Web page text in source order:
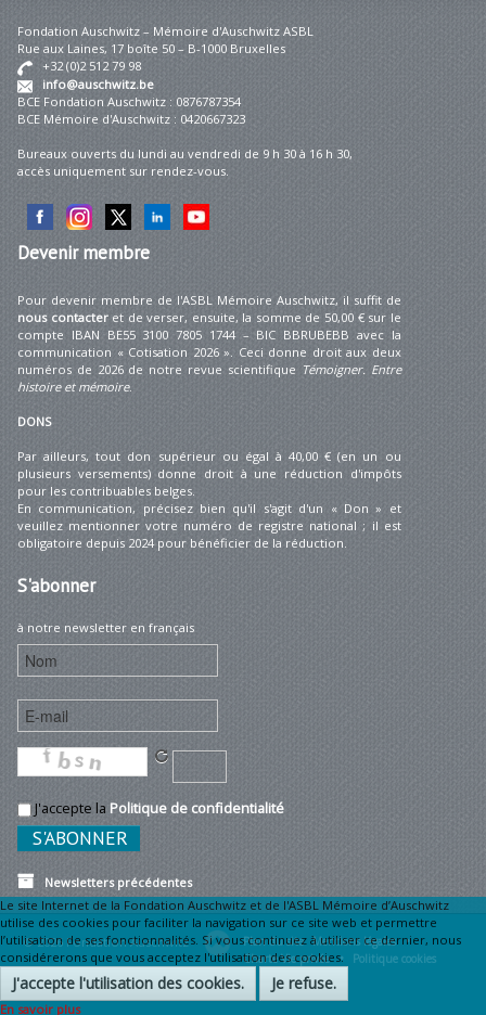
Fondation Auschwitz – Mémoire d'Auschwitz ASBL
Rue aux Laines, 17 boîte 50 – B-1000 Bruxelles
+32 (0)2 512 79 98
info@auschwitz.be
BCE Fondation Auschwitz : 0876787354
BCE Mémoire d'Auschwitz : 0420667323
Bureaux ouverts du lundi au vendredi de 9 h 30 à 16 h 30,
accès uniquement sur rendez-vous.
Devenirmembre
Pour devenir membre de l'ASBL Mémoire Auschwitz, il suffit de
nous contacteret de verser, ensuite, la somme de 50,00 € sur le
compte IBAN BE55 3100 7805 1744 – BIC BBRUBEBB avec la
communication « Cotisation 2026 ». Ceci donne droit aux deux
numéros de 2026 de notre revue scientifique Témoigner. Entre
histoire et mémoire.
DONS
Par ailleurs, tout don supérieur ou égal à 40,00 € (en un ou
plusieurs versements) donne droit à une réduction d'impôts
pour les contribuables belges.
En communication, précisez bien qu'il s'agit d'un « Don » et
veuillez mentionner votre numéro de registre national ; il est
obligatoire depuis 2024 pour bénéficier de la réduction.
S'abonner
à notre newsletter en français
J'accepte la Politique de confidentialité
Newsletters précédentes
Plan du site Mentions légales •
Charte Vie privée •
Politique cookies
© 2026 Fondation Auschwitz
Le site Internet de la Fondation Auschwitz et de l'ASBL Mémoire d’Auschwitz
utilise des cookies pour faciliter la navigation sur ce site web et permettre
l’utilisation de ses fonctionnalités. Si vous continuez à utiliser ce dernier, nous
considérerons que vous acceptez l'utilisation des cookies.
J'accepte l'utilisation des cookies. Je refuse.
En savoir plus